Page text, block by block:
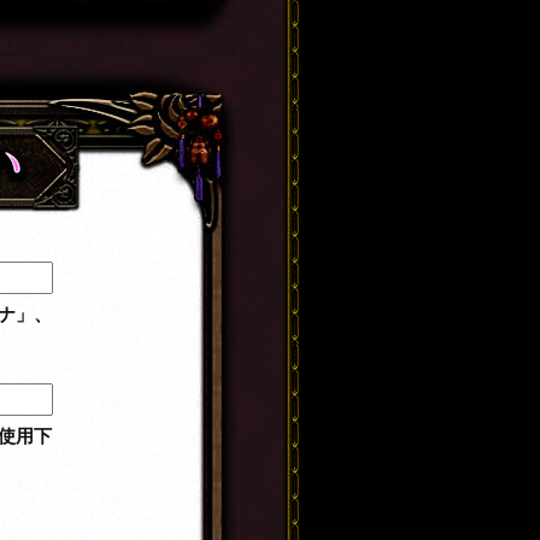
」、
用下